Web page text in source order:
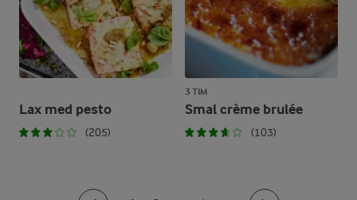
Lax med pesto
(205)
3 TIM
Smal crème brulée
(103)